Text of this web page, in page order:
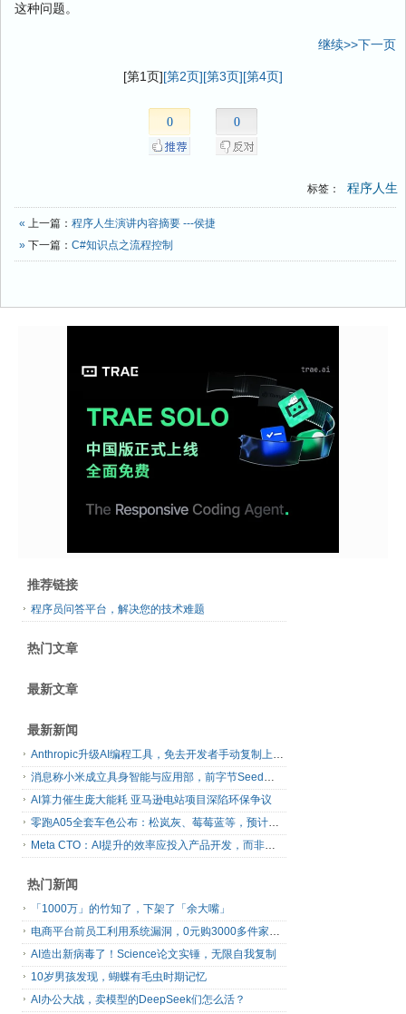
这种问题。
继续>>下一页
[第1页][第2页][第3页][第4页]
0 0
标签： 程序人生
« 上一篇： 程序人生演讲内容摘要 ---侯捷
» 下一篇： C#知识点之流程控制
推荐链接
程序员问答平台，解决您的技术难题
热门文章
最新文章
最新新闻
Anthropic升级AI编程工具，免去开发者手动复制上下文
消息称小米成立具身智能与应用部，前字节Seed孔涛挂帅
AI算力催生庞大能耗 亚马逊电站项目深陷环保争议
零跑A05全套车色公布：松岚灰、莓莓蓝等，预计明日上市
Meta CTO：AI提升的效率应投入产品开发，而非增加休假
热门新闻
「1000万」的竹知了，下架了「余大嘴」
电商平台前员工利用系统漏洞，0元购3000多件家电！
AI造出新病毒了！Science论文实锤，无限自我复制
10岁男孩发现，蝴蝶有毛虫时期记忆
AI办公大战，卖模型的DeepSeek们怎么活？